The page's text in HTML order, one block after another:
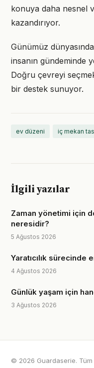
konuya daha nesnel
kazandırıyor.
Günümüz
insanın gündeminde
Doğru çevreyi
bir destek sunuyor.
ev düzeni iç mekan
İlgili yazılar
Zaman yönetimi için
neresidir?
5 Ağustos 2026
Yaratıcılık sürecinde
4 Ağustos 2026
Günlük yaşam için
3 Ağustos 2026
© 2026 Guardaserie. Tüm